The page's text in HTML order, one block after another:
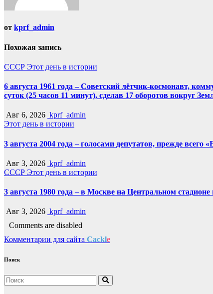
от kprf_admin
Похожая запись
СССР Этот день в истории
6 августа 1961 года – Советский лётчик-космонавт,
суток (25 часов 11 минут), сделав 17 оборотов вокруг
Авг 6, 2026 kprf_admin
Этот день в истории
3 августа 2004 года – голосами депутатов, прежде
Авг 3, 2026 kprf_admin
СССР Этот день в истории
3 августа 1980 года – в Москве на Центральном
Авг 3, 2026 kprf_admin
Comments are disabled
Комментарии для сайта Cackle
Поиск